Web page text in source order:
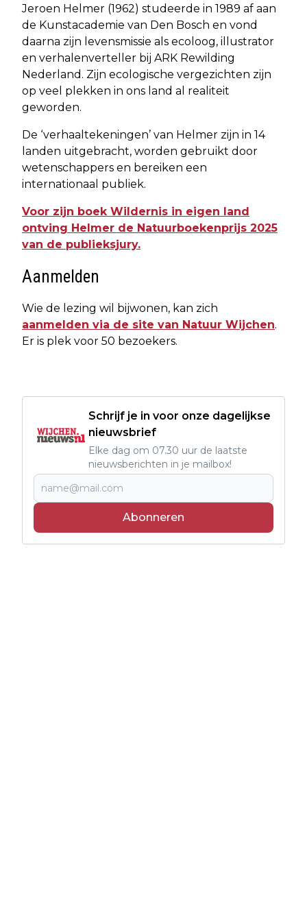
Jeroen Helmer (1962) studeerde in 1989 af aan
de Kunstacademie van Den Bosch en vond
daarna zijn levensmissie als ecoloog, illustrator
en verhalenverteller bij ARK Rewilding
Nederland. Zijn ecologische vergezichten zijn
op veel plekken in ons land al realiteit
geworden.
De ‘verhaaltekeningen’ van Helmer zijn in 14
landen uitgebracht, worden gebruikt door
wetenschappers en bereiken een
internationaal publiek.
Voor zijn boek Wildernis in eigen land
ontving Helmer de Natuurboekenprijs 2025
van de publieksjury.
Aanmelden
Wie de lezing wil bijwonen, kan zich
aanmelden via de site van Natuur Wijchen.
Er is plek voor 50 bezoekers.
Schrijf je in voor onze dagelijkse
nieuwsbrief
Elke dag om 07.30 uur de laatste
nieuwsberichten in je mailbox!
Abonneren